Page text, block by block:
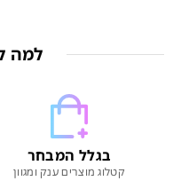
למה
בגלל המבחר
קטלוג מוצרים ענק ומגוון